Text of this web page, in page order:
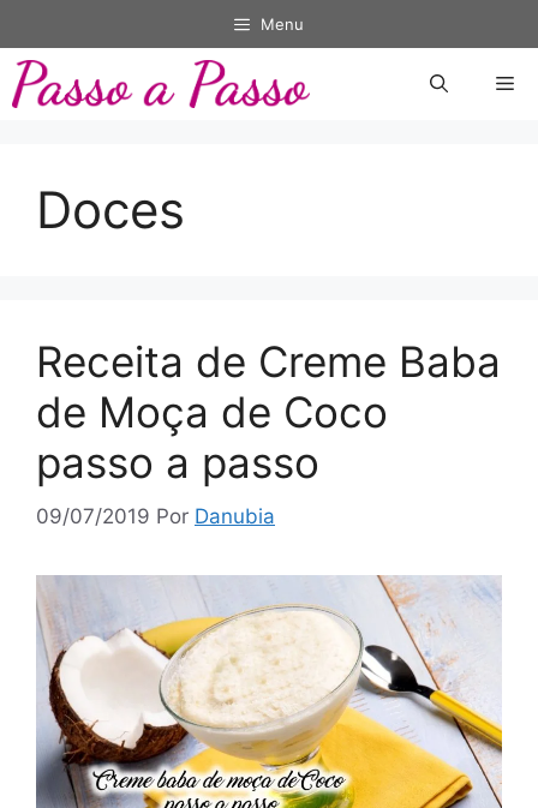
para
conteúdo
Menu
Doces
Receita de Creme Baba
de Moça de Coco
passo a passo
09/07/2019 Por Danubia